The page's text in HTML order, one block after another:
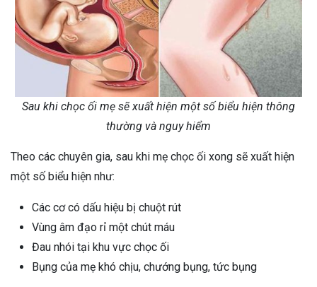
Sau khi chọc ối mẹ sẽ xuất hiện một số biểu hiện thông
thường và nguy hiểm
Theo các chuyên gia, sau khi mẹ chọc ối xong sẽ xuất hiện
một số biểu hiện như:
Các cơ có dấu hiệu bị chuột rút
Vùng âm đạo rỉ một chút máu
Đau nhói tại khu vực chọc ối
Bụng của mẹ khó chịu, chướng bụng, tức bụng